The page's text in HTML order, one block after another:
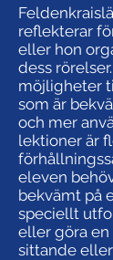
reflekterar
eller hon
dess
möjligheter
som är
och mer
lektioner är
eleven
bekvämt på
speciellt
eller göra
sittande